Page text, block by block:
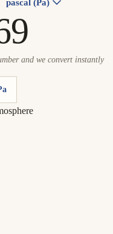
pascal (Pa)
and we convert instantly